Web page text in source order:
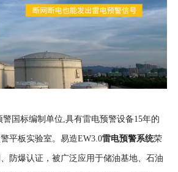
国标编制单位,具有雷电预警设备15年的
平板实验室。易造EW3.0雷电预警系统荣
防爆认证，被广泛应用于储油基地、石油